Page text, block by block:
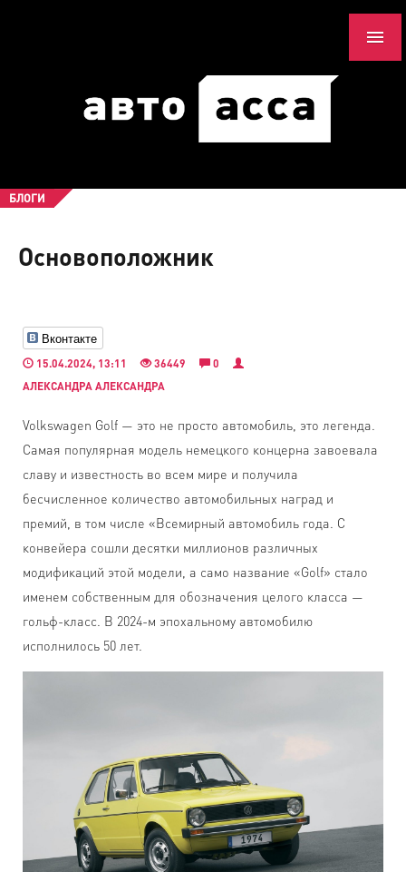
БЛОГИ
Основоположник
Вконтакте
15.04.2024, 13:11 36449
0
АЛЕКСАНДРА АЛЕКСАНДРА
Volkswagen Golf — это не просто автомобиль, это легенда.
Самая популярная модель немецкого концерна завоевала
славу и известность во всем мире и получила
бесчисленное количество автомобильных наград и
премий, в том числе «Всемирный автомобиль года. С
конвейера сошли десятки миллионов различных
модификаций этой модели, а само название «Golf» стало
именем собственным для обозначения целого класса —
гольф-класс. В 2024-м эпохальному автомобилю
исполнилось 50 лет.